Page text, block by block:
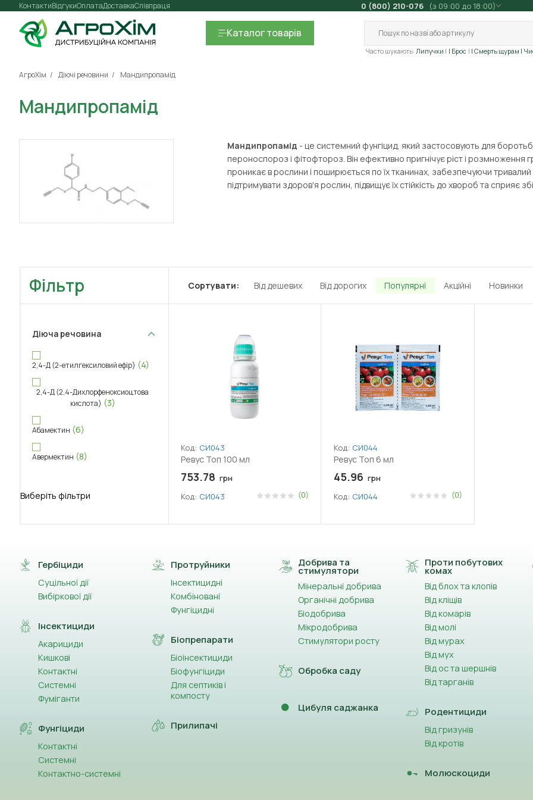
Контакти Оплата
Відгуки ДоставкаСпівпраця 0 (800) 210-076 (з 09:00 до 18:00)
Каталогтоварів
Часто шукають: Липучки | Брос | Смерть щурам |
АгроХім Діючі речовини Мандипропамід
Мандипропамід
Мандипропамід - це системний фунгіцид, який застосовують для
пероноспороз і фітофтороз. Він ефективно пригнічує ріст і розмноження
проникає в рослини і поширюється по їх тканинах, забезпечуючи
підтримувати здоров'я рослин, підвищує їх стійкість до хвороб та сприяє
Фільтр
Діюча речовина
2,4-Д (2-етилгексиловий ефір) (4)
2,4-Д (2,4-Дихлорфеноксиоцтова
кислота) (3)
Абамектин (6)
Авермектин (8)
Активний йод (2)
Альфа-циперметрин
Ауксин (5)
Ацетаміприд
Ацетохлор(1)
Беноміл (3)
Бета-цифлутрин
Біфентрин (8)
Виберіть фільтри
Сортувати: Від дешевих Від дорогих Популярні Акційні Новинки
Код: СИ043
Ревус Топ 100 мл
753.78 грн
Код: СИ043 (0)
Код: СИ044
Ревус Топ 6 мл
45.96 грн
Код: СИ044 (0)
Гербіциди
Суцільної дії
Вибіркової дії
Інсектициди
Акарициди
Кишкові
Контактні
Системні
Фуміганти
Фунгіциди
Контактні
Системні
Контактно-системні
Протруйники
Інсектицидні
Комбіновані
Фунгіцидні
Біопрепарати
Біоінсектициди
Біофунгіциди
Для септиків і
компосту
Прилипачі
Добрива та
стимулятори
Мінеральні добрива
Органічні добрива
Біодобрива
Мікродобрива
Стимулятори росту
Обробка саду
Цибуля саджанка
Проти побутових
комах
Від блох та клопів
Від кліщів
Від комарів
Від молі
Від мурах
Від мух
Від ос та шершнів
Від тарганів
Родентициди
Від гризунів
Від кротів
Молюскоциди